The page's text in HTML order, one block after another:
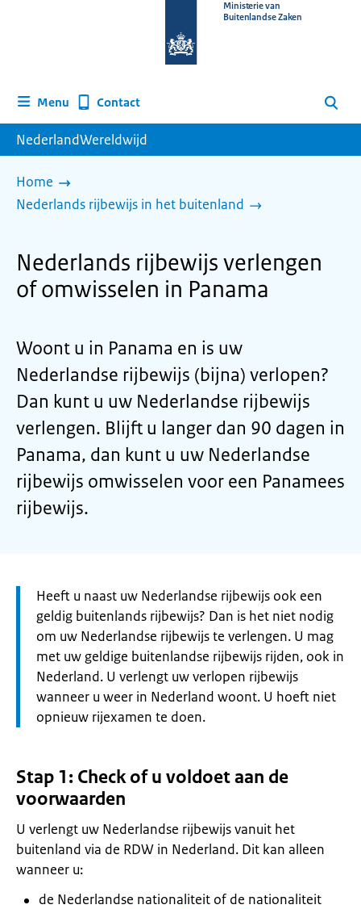
homepage
Ministerie van
Buitenlandse Zaken
Menu Contact Zoeken
NederlandWereldwijd
Home
Nederlands rijbewijs in het buitenland
Nederlands rijbewijs verlengen
of omwisselen in Panama
Woont u in Panama en is uw
Nederlandse rijbewijs (bijna) verlopen?
Dan kunt u uw Nederlandse rijbewijs
verlengen. Blijft u langer dan 90 dagen in
Panama, dan kunt u uw Nederlandse
rijbewijs omwisselen voor een Panamees
rijbewijs.
Let
op:
Heeft u naast uw Nederlandse rijbewijs ook een
geldig buitenlands rijbewijs? Dan is het niet nodig
om uw Nederlandse rijbewijs te verlengen. U mag
met uw geldige buitenlandse rijbewijs rijden, ook in
Nederland. U verlengt uw verlopen rijbewijs
wanneer u weer in Nederland woont. U hoeft niet
opnieuw rijexamen te doen.
Stap 1: Check of u voldoet aan de
voorwaarden
U verlengt uw Nederlandse rijbewijs vanuit het
buitenland via de RDW in Nederland. Dit kan alleen
wanneer u:
de Nederlandse nationaliteit of de nationaliteit